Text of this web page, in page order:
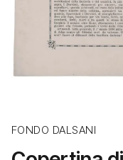
FONDO DALSANI